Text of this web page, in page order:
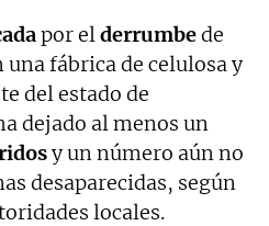
por elderrumbede
una fábrica de celulosa y
del estado de
dejado al menos un
y un número aún no
desaparecidas, según
locales.